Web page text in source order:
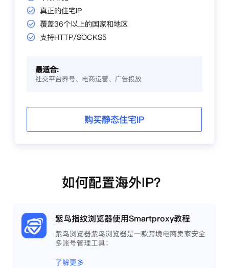
真正的住宅IP
覆盖36个以上的国家和地区
支持HTTP/SOCKS5
最适合:
社交平台养号、电商运营、广告投放
购买静态住宅IP
如何配置海外IP？
紫鸟指纹浏览器使用Smartproxy教程
紫鸟浏览器紫鸟浏览器是一款跨境电商卖家安全
多账号管理工具；
了解更多